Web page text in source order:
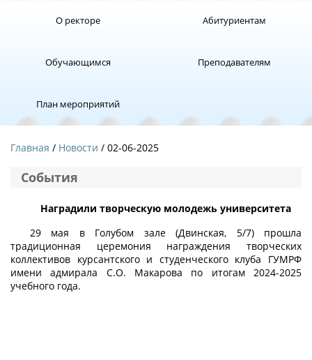
О ректоре Абитуриентам
Обучающимся Преподавателям
План мероприятий
Главная Новости / 02-06-2025
События
Наградили творческую молодежь университета
29 мая в Голубом зале (Двинская, 5/7) прошла
традиционная церемония награждения творческих
коллективов курсантского и студенческого клуба ГУМРФ
имени адмирала С.О. Макарова по итогам 2024-2025
учебного года.